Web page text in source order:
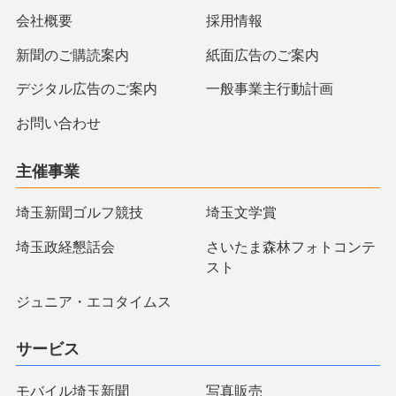
会社概要 採用情報
新聞のご購読案内 紙面広告のご案内
デジタル広告のご案内 一般事業主行動計画
お問い合わせ
主催事業
埼玉新聞ゴルフ競技 埼玉文学賞
埼玉政経懇話会
さいたま森林フォトコンテ
スト
ジュニア・エコタイムス
サービス
モバイル埼玉新聞 写真販売